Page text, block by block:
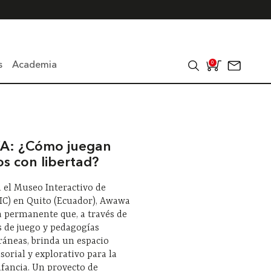
Academia 0
¿Cómo juegan
con libertad?
el Museo Interactivo de
en Quito (Ecuador), Awawa
permanente que, a través de
de juego y pedagogías
brinda un espacio
y explorativo para la
Un proyecto de